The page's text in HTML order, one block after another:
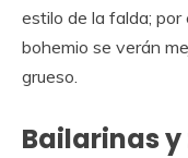
estilo de la falda; por
bohemio se verán
grueso.
Bailarinas